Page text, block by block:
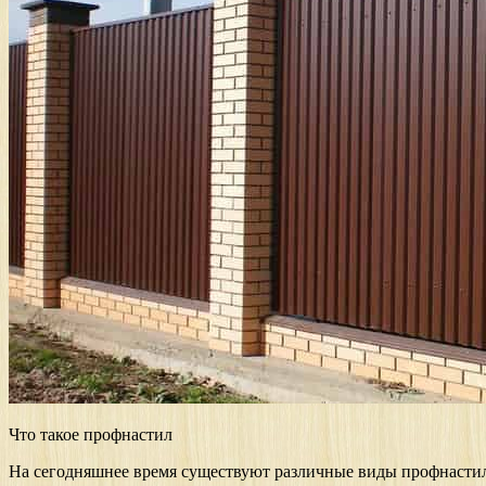
Что такое профнастил
На сегодняшнее время существуют различные виды